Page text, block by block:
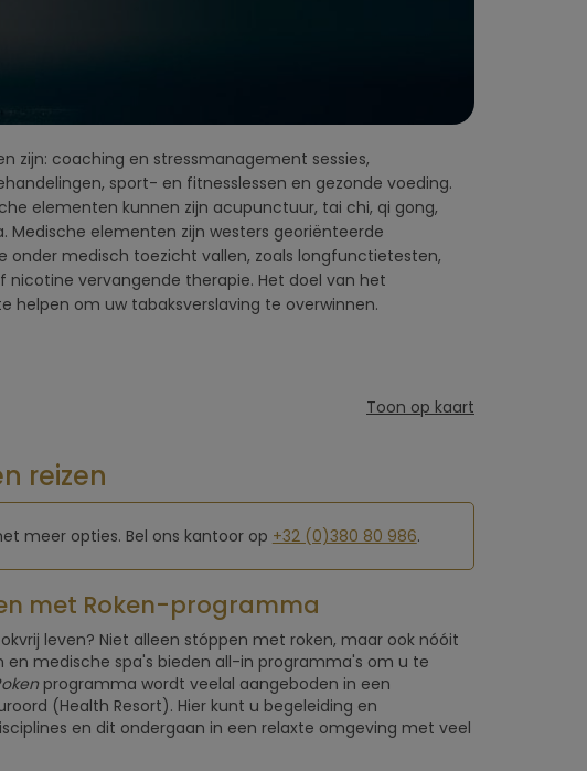
helpen om uw tabaksverslaving te overwinnen.
Toon op kaart
reizen
meer opties. Bel ons kantoor op +32 (0)380 80 986.
met Roken-programma
leven? Niet alleen stóppen met roken, maar ook nóóit
en medische spa's bieden all-in programma's om u te
programma wordt veelal aangeboden in een
(Health Resort). Hier kunt u begeleiding en
en dit ondergaan in een relaxte omgeving met veel